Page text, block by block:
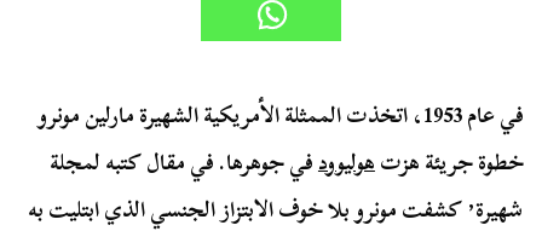
في عام 1953، اتخذت الممثلة الأمريكية الشهيرة مارلين مونرو
خطوة جريئة هزتهوليوودفي جوهرها. في مقال كتبه لمجلة
شهيرة٬ كشفت مونرو بلا خوف الابتزاز الجنسي الذي ابتليت به